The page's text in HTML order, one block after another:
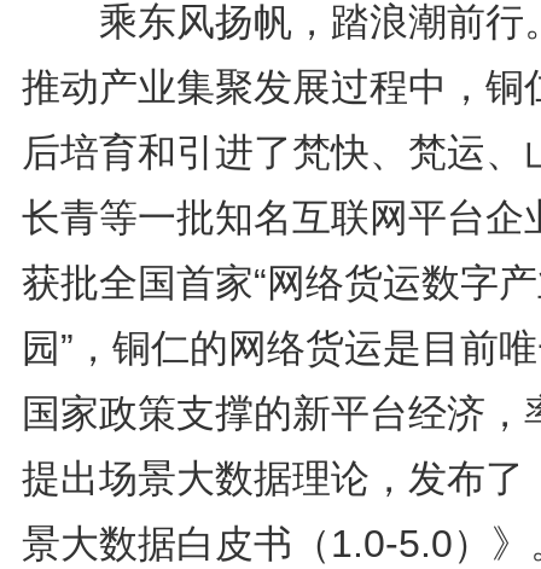
乘东风扬帆，踏浪潮前行
推动产业集聚发展过程中，铜
后培育和引进了梵快、梵运、
长青等一批知名互联网平台企
获批全国首家“网络货运数字
园”，铜仁的网络货运是目前
国家政策支撑的新平台经济，
提出场景大数据理论，发布了
景大数据白皮书（1.0-5.0）》